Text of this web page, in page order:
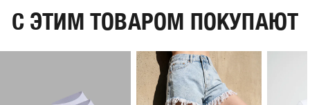
C ЭТИМ ТОВАРОМ ПОКУПАЮТ